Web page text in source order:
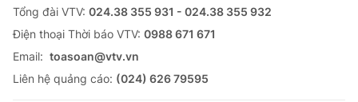
Tổng đài VTV: 024.38 355 931 - 024.38 355 932
Ðiện thoại Thời báo VTV: 0988 671 671
Email: toasoan@vtv.vn
Liên hệ quảng cáo: (024) 626 79595